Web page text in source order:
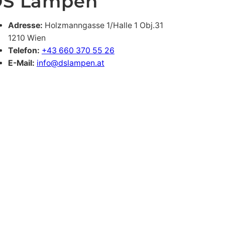
Adresse: Holzmanngasse 1/Halle 1 Obj.31
1210 Wien
Telefon: +43 660 370 55 26
E-Mail: info@dslampen.at